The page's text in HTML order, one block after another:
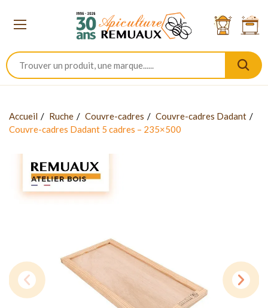
Accueil Ruche Couvre-cadres
Couvre-cadres Dadant
Couvre-cadres Dadant 5 cadres – 235×500